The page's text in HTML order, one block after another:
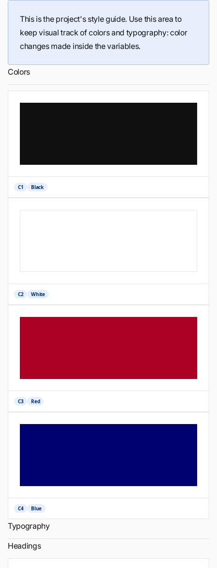
This is the project's style guide. Use this area to
keep visual track of colors and typography: color
changes made inside the variables.
Colors
C1 Black
C2 White
C3 Red
C4 Blue
Typography
Headings